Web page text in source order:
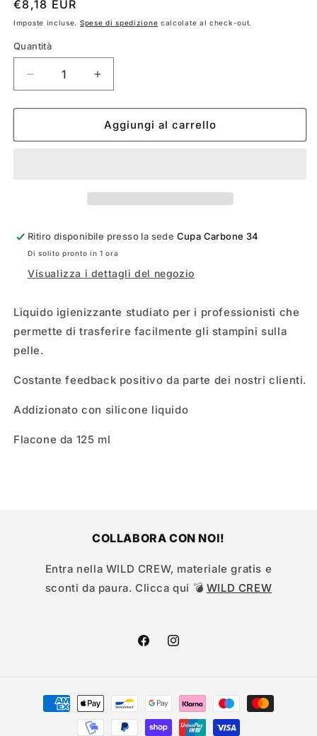
Prezzo
di
€8,18 EUR
Imposte incluse. Spese di spedizione calcolate al check-out.
Quantità
Diminuisci
quantità
per
FIRE
Aumenta
quantità
per
RED
FIRE
Aggiungi al carrello
Ritiro disponibile presso la sede Cupa Carbone 34
Di solito pronto in 1 ora
Visualizza i dettagli del negozio
Liquido igienizzante studiato per i professionisti che
permette di trasferire facilmente gli stampini sulla
pelle.
Costante feedback positivo da parte dei nostri clienti.
Addizionato con silicone liquido
Flacone da 125 ml
COLLABORA CON NOI!
Entra nella WILD CREW, materiale gratis e
sconti da paura. Clicca qui 💣 WILD CREW
FacebookInstagram
Metodi